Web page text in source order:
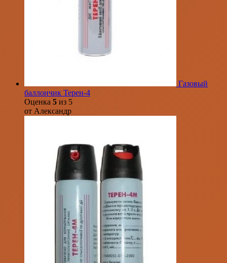
Газовый
баллончик Терен-4
Оценка 5 из 5
от Александр